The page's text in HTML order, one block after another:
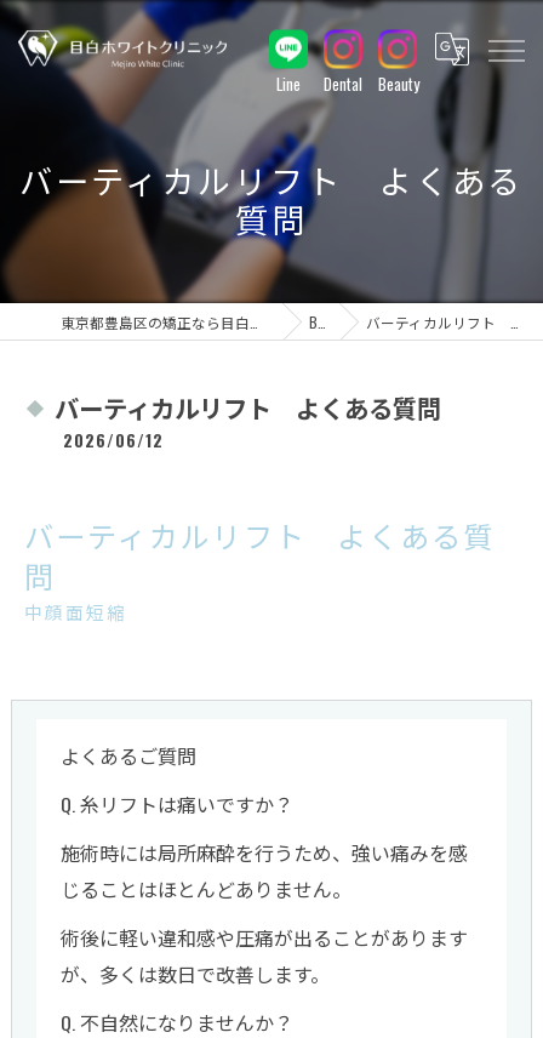
Line Dental Beauty
バーティカルリフト よくある
質問
BLOG バーティカルリフト よくある質問
バーティカルリフト よくある質問
2026/06/12
バーティカルリフト よくある質
問
中顔面短縮
よくあるご質問
Q. 糸リフトは痛いですか？
施術時には局所麻酔を行うため、強い痛みを感
じることはほとんどありません。
術後に軽い違和感や圧痛が出ることがあります
が、多くは数日で改善します。
Q. 不自然になりませんか？